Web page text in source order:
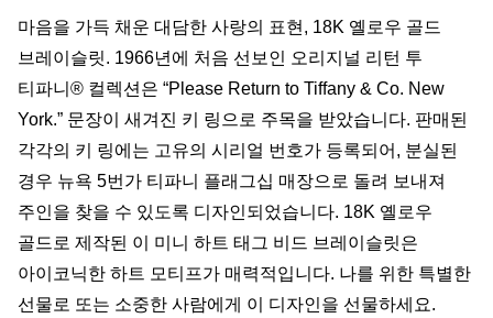
마음을 가득 채운 대담한 사랑의 표현, 18K 옐로우 골드
브레이슬릿. 1966년에 처음 선보인 오리지널 리턴 투
티파니® 컬렉션은 “Please Return to Tiffany & Co. New
York.” 문장이 새겨진 키 링으로 주목을 받았습니다. 판매된
각각의 키 링에는 고유의 시리얼 번호가 등록되어, 분실된
경우 뉴욕 5번가 티파니 플래그십 매장으로 돌려 보내져
주인을 찾을 수 있도록 디자인되었습니다. 18K 옐로우
골드로 제작된 이 미니 하트 태그 비드 브레이슬릿은
아이코닉한 하트 모티프가 매력적입니다. 나를 위한 특별한
선물로 또는 소중한 사람에게 이 디자인을 선물하세요.